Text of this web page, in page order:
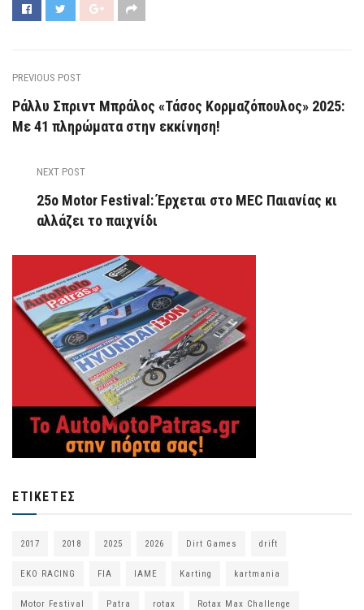
PREVIOUS POST
Ράλλυ Σπριντ Μπράλος «Τάσος Κορμαζόπουλος» 2025:
Με 41 πληρώματα στην εκκίνηση!
NEXT POST
25o Motor Festival: Έρχεται στο MEC Παιανίας κι
αλλάζει το παιχνίδι
ΕΤΙΚΈΤΕΣ
2017 2018 2025 2026 Dirt Games drift
EKO RACING FIA IAME Karting kartmania
Motor Festival Patra rotax Rotax Max Challenge